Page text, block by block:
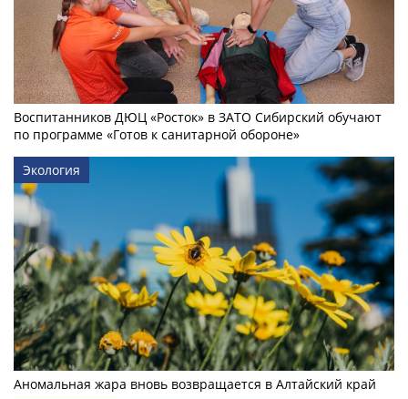
Воспитанников ДЮЦ «Росток» в ЗАТО Сибирский обучают
по программе «Готов к санитарной обороне»
Экология
Аномальная жара вновь возвращается в Алтайский край